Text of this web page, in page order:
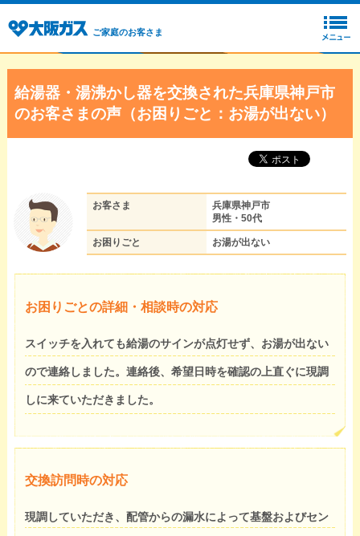
ご家庭のお客さま
給湯器・湯沸かし器を交換された兵庫県神戸市
のお客さまの声（お困りごと：お湯が出ない）
お客さま
兵庫県神戸市
男性・50代
お困りごと お湯が出ない
お困りごとの詳細・相談時の対応
スイッチを入れても給湯のサインが点灯せず、お湯が出ない
ので連絡しました。連絡後、希望日時を確認の上直ぐに現調
しに来ていただきました。
交換訪問時の対応
現調していただき、配管からの漏水によって基盤およびセン